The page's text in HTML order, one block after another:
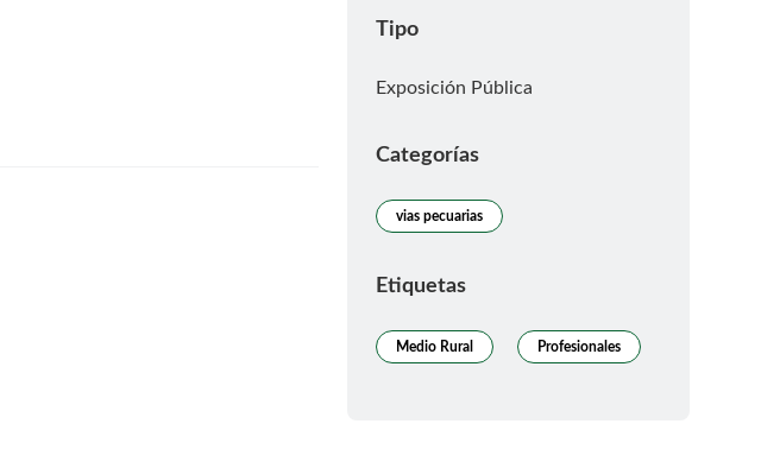
Tipo
Exposición Pública
Categorías
vias pecuarias
Etiquetas
Medio Rural Profesionales